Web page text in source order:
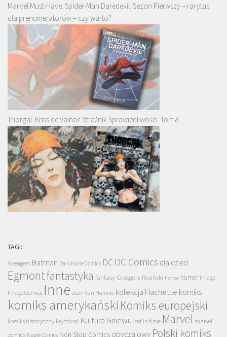
Marvel Must-Have: Spider-Man Daredevil. Sezon Pierwszy – rarytas
dla prenumeratorów – czy warto?
Thorgal. Kriss de Valnor. Strażnik Sprawiedliwości. Tom 8
TAGI:
Avengers Batman Dark Horse Comics DC DC Comics dla dzieci
Egmontfantastyka fantasy Grzegorz Rosiński horror humor Image
Image Comics Inne Jean Van Hamme kolekcja Hachette komiks
komiks amerykański Komiks europejski
komiks historyczny kryminał Kultura Gniewu lost in time Marvel marvel
comics Nagle Comics Non Stop Comics obyczajowy Polski komiks